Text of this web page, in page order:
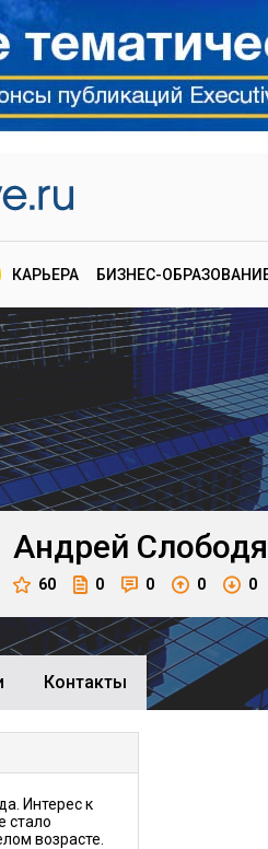
КАРЬЕРА БИЗНЕС-
Андрей
60 0 0 0 0
Контакты
Интерес к
стало
возрасте.